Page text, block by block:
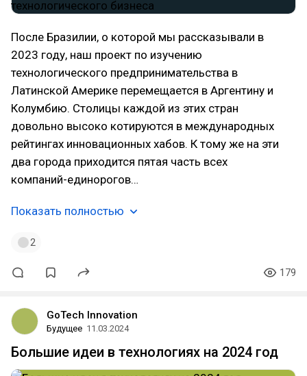
После Бразилии, о которой мы рассказывали в
2023 году, наш проект по изучению
технологического предпринимательства в
Латинской Америке перемещается в Аргентину и
Колумбию. Столицы каждой из этих стран
довольно высоко котируются в международных
рейтингах инновационных хабов. К тому же на эти
два города приходится пятая часть всех
компаний-единорогов…
Показать полностью
2
179
GoTech Innovation
Будущее 11.03.2024
Большие идеи в технологиях на 2024 год